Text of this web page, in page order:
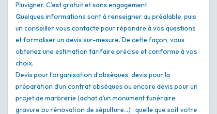
Pluvigner. C’est gratuit et sans engagement.
Quelques informations sont à renseigner au préalable, puis
un conseiller vous contacte pour répondre à vos questions
et formaliser un devis sur-mesure. De cette façon, vous
obtenez une estimation tarifaire précise et conforme à vos
choix.
Devis pour l’organisation d’obsèques, devis pour la
préparation d’un contrat obsèques ou encore devis pour un
projet de marbrerie (achat d’un monument funéraire,
gravure ou rénovation de sépulture…) : quelle que soit votre